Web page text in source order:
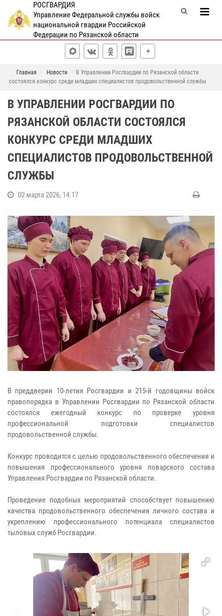
РОСГВАРДИЯ
Управление Федеральной службы войск
национальной гвардии Российской
Федерации по Рязанской области
Главная Новости
В Управлении Росгвардии по Рязанской области
состоялся конкурс среди младших специалистов продовольственной службы
В УПРАВЛЕНИИ РОСГВАРДИИ ПО
РЯЗАНСКОЙ ОБЛАСТИ СОСТОЯЛСЯ
КОНКУРС СРЕДИ МЛАДШИХ
СПЕЦИАЛИСТОВ ПРОДОВОЛЬСТВЕННОЙ
СЛУЖБЫ
02 марта 2026, 14:17
В преддверии 10-летия Росгвардии и 215-й годовщины войск
правопорядка в Управлении Росгвардии по Рязанской области
состоялся ежегодный конкурс по проверке уровня
профессиональной подготовки специалистов
продовольственной службы.
Конкурс проводится с целью продовольственного обеспечения и
повышения профессионального уровня поварского состава
Управления Росгвардии по Рязанской области.
Проведение подобных мероприятий способствует повышению
качества продовольственного обеспечения личного состава и
укреплению профессионального потенциала специалистов
тыловых служб Росгвардии.